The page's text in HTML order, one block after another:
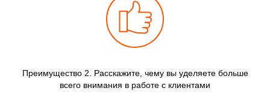
Преимущество 2. Расскажите, чему вы уделяете больше
всего внимания в работе с клиентами